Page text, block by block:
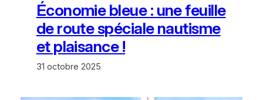
Économie bleue : une feuille
de route spéciale nautisme
et plaisance !
31 octobre 2025